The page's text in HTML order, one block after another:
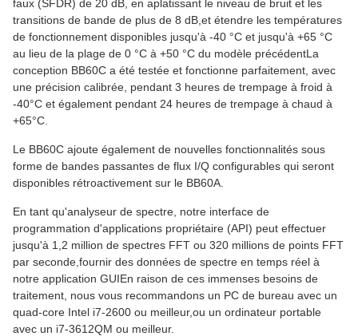
faux (SFDR) de 20 dB, en aplatissant le niveau de bruit et les
transitions de bande de plus de 8 dB,et étendre les températures
de fonctionnement disponibles jusqu'à -40 °C et jusqu'à +65 °C
au lieu de la plage de 0 °C à +50 °C du modèle précédentLa
conception BB60C a été testée et fonctionne parfaitement, avec
une précision calibrée, pendant 3 heures de trempage à froid à
-40°C et également pendant 24 heures de trempage à chaud à
+65°C.
Le BB60C ajoute également de nouvelles fonctionnalités sous
forme de bandes passantes de flux I/Q configurables qui seront
disponibles rétroactivement sur le BB60A.
En tant qu'analyseur de spectre, notre interface de
programmation d'applications propriétaire (API) peut effectuer
jusqu'à 1,2 million de spectres FFT ou 320 millions de points FFT
par seconde,fournir des données de spectre en temps réel à
notre application GUIEn raison de ces immenses besoins de
traitement, nous vous recommandons un PC de bureau avec un
quad-core Intel i7-2600 ou meilleur,ou un ordinateur portable
avec un i7-3612QM ou meilleur.